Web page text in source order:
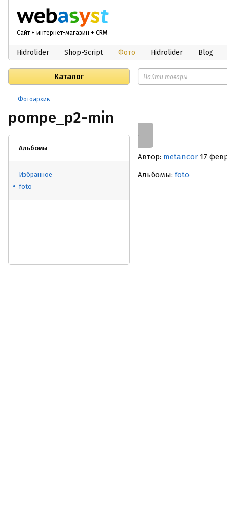
Сайт + интернет-магазин + CRM
Hidrolider Shop-Script Фото Hidrolider Blog
Каталог
Фотоархив
pompe_p2-min
Альбомы
Избранное
foto
Автор: metancor 17
Альбомы: foto